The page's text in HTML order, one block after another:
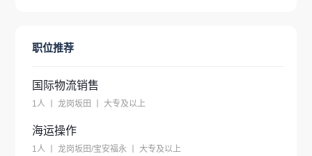
职位推荐
国际物流销售
1人 丨 龙岗坂田 丨 大专及以上
海运操作
1人 丨 龙岗坂田/宝安福永 丨 大专及以上